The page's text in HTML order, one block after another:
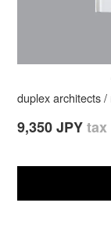
duplex architects
9,350 JPYtax